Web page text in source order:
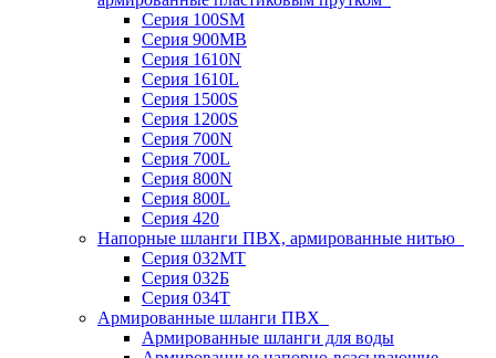
Серия 100SM
Серия 900MB
Серия 1610N
Серия 1610L
Серия 1500S
Серия 1200S
Серия 700N
Серия 700L
Серия 800N
Серия 800L
Серия 420
Напорные шланги ПВХ, армированные нитью
Серия 032МТ
Серия 032Б
Серия 034Т
Армированные шланги ПВХ
Армированные шланги для воды